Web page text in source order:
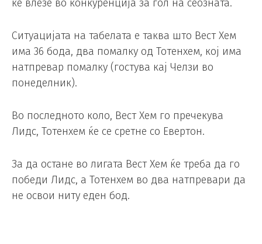
ќе влезе во конкуренција за гол на сеозната.
Ситуацијата на табелата е таква што Вест Хем
има 36 бода, два помалку од Тотенхем, кој има
натпревар помалку (гостува кај Челзи во
понеделник).
Во последното коло, Вест Хем го пречекува
Лидс, Тотенхем ќе се сретне со Евертон.
За да остане во лигата Вест Хем ќе треба да го
победи Лидс, а Тотенхем во два натпревари да
не освои ниту еден бод.